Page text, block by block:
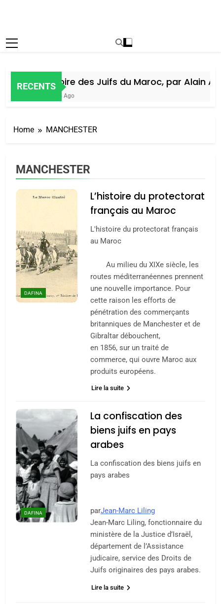
RECENTS
Histoire des Juifs du Maroc, par Alain
6 Jours Ago
Home MANCHESTER
MANCHESTER
DAFINA
L’histoire du protectorat
français au Maroc
L'histoire du protectorat français
au Maroc
Au milieu du XIXe siècle, les
routes méditerranéennes prennent
une nouvelle importance. Pour
cette raison les efforts de
pénétration des commerçants
britanniques de Manchester et de
Gibraltar débouchent,
en 1856, sur un traité de
commerce, qui ouvre Maroc aux
produits européens.
Lire la suite
DAFINA
La confiscation des
biens juifs en pays
arabes
La confiscation des biens juifs en
pays arabes
parJean-Marc Liling
Jean-Marc Liling, fonctionnaire du
ministère de la Justice d’Israël,
département de l’Assistance
judicaire, service des Droits de
Juifs originaires des pays arabes.
Lire la suite